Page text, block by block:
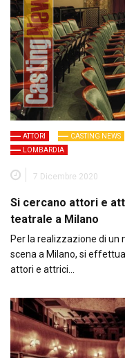
ATTORI CASTING NEWS
LOMBARDIA
7 Dicembre 2020
Si cercano attori e
teatrale a Milano
Per la realizzazione di un
scena a Milano, si
attori e attrici…